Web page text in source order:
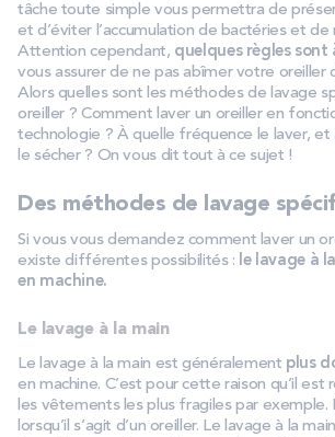
tâche toute simple vous permettra de
et d’éviter l’accumulation de bactéries et de
Attention cependant, quelques règles sont
vous assurer de ne pas abîmer votre oreiller
Alors quelles sont les méthodes de lavage
oreiller ? Comment laver un oreiller en
technologie ? À quelle fréquence le laver,
le sécher ? On vous dit tout à ce sujet !
Des méthodes de lavage
Si vous vous demandez comment laver un
existe différentes possibilités : le lavage à
en machine.
Le lavage à la main
Le lavage à la main est généralement plus
en machine. C’est pour cette raison qu’il est
les vêtements les plus fragiles par exemple.
lorsqu’il s’agit d’un oreiller. Le lavage à la